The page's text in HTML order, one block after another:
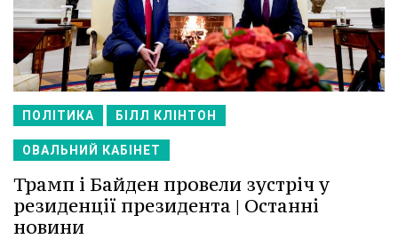
ПОЛІТИКА БІЛЛ КЛІНТОН
ОВАЛЬНИЙ КАБІНЕТ
Трамп і Байден провели зустріч у
резиденції президента | Останні
новини